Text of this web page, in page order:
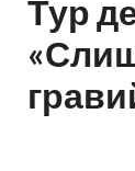
Тур